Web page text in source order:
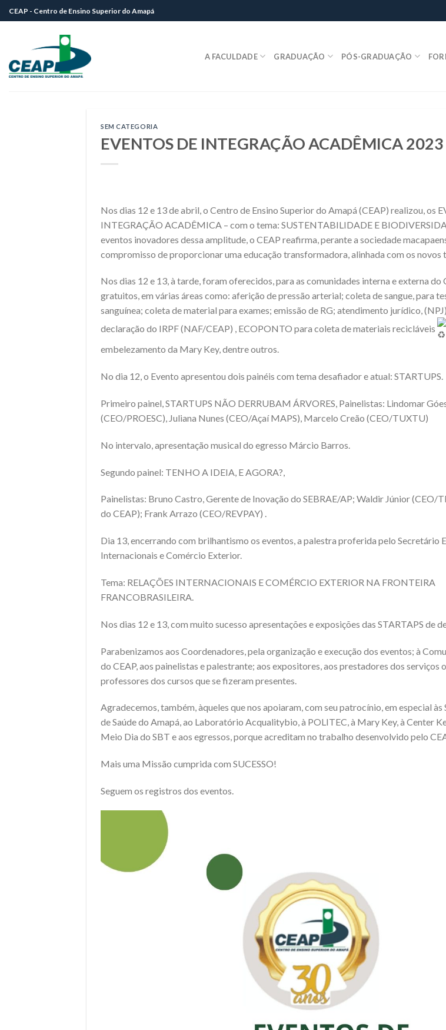
Skip
to
CEAP - Centro de Ensino Superior do Amapá
A FACULDADE GRADUAÇÃO PÓS-GRADUAÇÃO
SEM CATEGORIA
EVENTOS DE INTEGRAÇÃO ACADÊMICA 2023
Nos dias 12 e 13 de abril, o Centro de Ensino Superior do Amapá (CEAP) realizou, os
INTEGRAÇÃO ACADÊMICA – com o tema: SUSTENTABILIDADE E
eventos inovadores dessa amplitude, o CEAP reafirma, perante a sociedade
compromisso de proporcionar uma educação transformadora, alinhada com os novos
Nos dias 12 e 13, à tarde, foram oferecidos, para as comunidades interna e externa do
gratuitos, em várias áreas como: aferição de pressão arterial; coleta de sangue, para
sanguínea; coleta de material para exames; emissão de RG; atendimento jurídico,
declaração do IRPF (NAF/CEAP) , ECOPONTO para coleta de materiais recicláveis
embelezamento da Mary Key, dentre outros.
No dia 12, o Evento apresentou dois painéis com tema desafiador e atual: STARTUPS.
Primeiro painel, STARTUPS NÃO DERRUBAM ÁRVORES, Painelistas: Lindomar
(CEO/PROESC), Juliana Nunes (CEO/Açaí MAPS), Marcelo Creão (CEO/TUXTU)
No intervalo, apresentação musical do egresso Márcio Barros.
Segundo painel: TENHO A IDEIA, E AGORA?,
Painelistas: Bruno Castro, Gerente de Inovação do SEBRAE/AP; Waldir Júnior (CEO/
do CEAP); Frank Arrazo (CEO/REVPAY) .
Dia 13, encerrando com brilhantismo os eventos, a palestra proferida pelo Secretário
Internacionais e Comércio Exterior.
Tema: RELAÇÕES INTERNACIONAIS E COMÉRCIO EXTERIOR NA FRONTEIRA
FRANCOBRASILEIRA.
Nos dias 12 e 13, com muito sucesso apresentações e exposições das STARTAPS de
Parabenizamos aos Coordenadores, pela organização e execução dos eventos; à
do CEAP, aos painelistas e palestrante; aos expositores, aos prestadores dos serviços
professores dos cursos que se fizeram presentes.
Agradecemos, também, àqueles que nos apoiaram, com seu patrocínio, em especial às
de Saúde do Amapá, ao Laboratório Acqualitybio, à POLITEC, à Mary Key, à Center
Meio Dia do SBT e aos egressos, porque acreditam no trabalho desenvolvido pelo
Mais uma Missão cumprida com SUCESSO!
Seguem os registros dos eventos.